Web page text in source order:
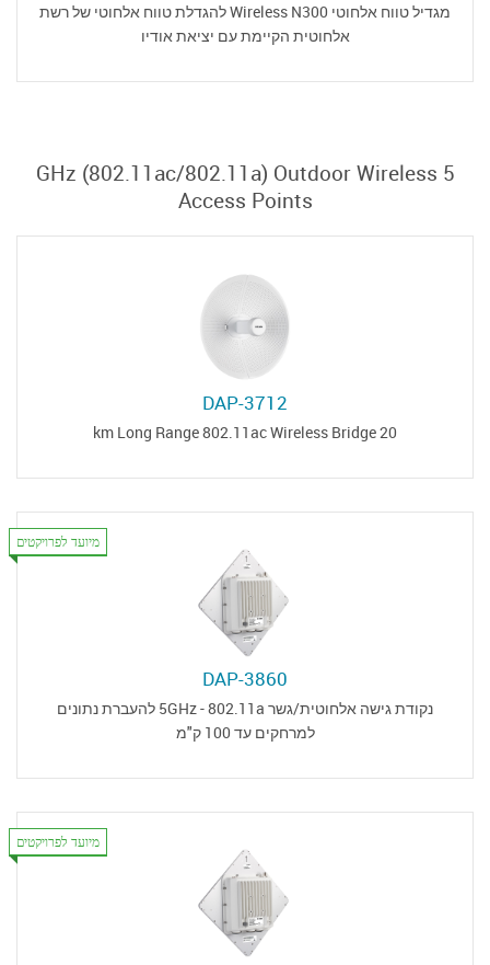
מגדיל טווח אלחוטי Wireless N300 להגדלת טווח אלחוטי של רשת
אלחוטית הקיימת עם יציאת אודיו
5 GHz (802.11aс/802.11a) Outdoor Wireless
Access Points
DAP-3712
20 km Long Range 802.11ac Wireless Bridge
מיועד לפרויקטים
DAP-3860
נקודת גישה אלחוטית/גשר 5GHz - 802.11a להעברת נתונים
למרחקים עד 100 ק"מ
מיועד לפרויקטים